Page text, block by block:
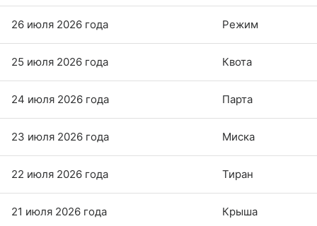
26 июля 2026 года Режим
25 июля 2026 года Квота
24 июля 2026 года Парта
23 июля 2026 года Миска
22 июля 2026 года Тиран
21 июля 2026 года Крыша